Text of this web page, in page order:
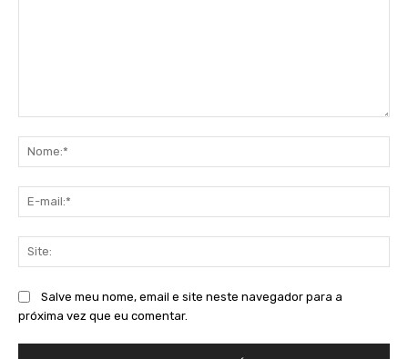
Salve meu nome, email e site neste navegador para a
próxima vez que eu comentar.